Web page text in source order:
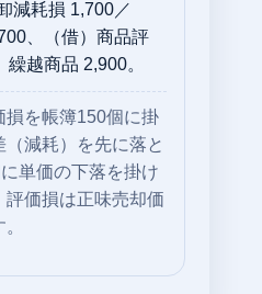
減耗損 1,700／
、（借）商品評
越商品 2,900。
損を帳簿150個に掛
減耗）を先に落と
単価の下落を掛け
評価損は正味売却価